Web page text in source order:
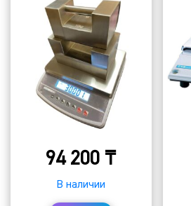
94 200 ₸
В наличии